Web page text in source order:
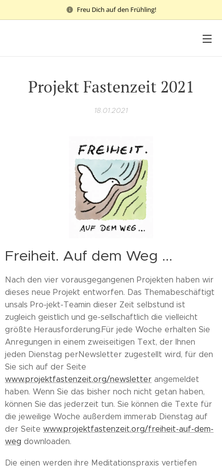
Freu Dich auf den Frühling!
Projekt Fastenzeit 2021
18.01.2021
Freiheit. Auf dem Weg ...
Nach den vier vorausgegangenen Projekten haben wir
dieses neue Projekt entworfen. Das Themabeschäftigt
unsals Pro-jekt-Teamin dieser Zeit selbstund ist
zugleich geistlich und ge-sellschaftlich die vielleicht
größte Herausforderung.Für jede Woche erhalten Sie
Anregungen in einem zweiseitigen Text, der Ihnen
jeden Dienstag perNewsletter zugestellt wird, für den
Sie sich auf der Seite
www.projektfastenzeit.org/newsletter angemeldet
haben. Wenn Sie das bisher noch nicht getan haben,
können Sie das jederzeit tun. Sie können die Texte für
die jeweilige Woche außerdem immerab Dienstag auf
der Seite www.projektfastenzeit.org/freiheit-auf-dem-
weg downloaden.
Die einen werden ihre Meditationspraxis vertiefen